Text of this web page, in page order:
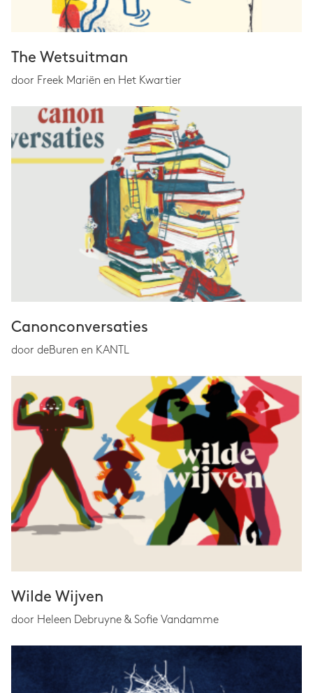
The Wetsuitman
door Freek Mariën en Het Kwartier
Canonconversaties
door deBuren en KANTL
Wilde Wijven
door Heleen Debruyne & Sofie Vandamme